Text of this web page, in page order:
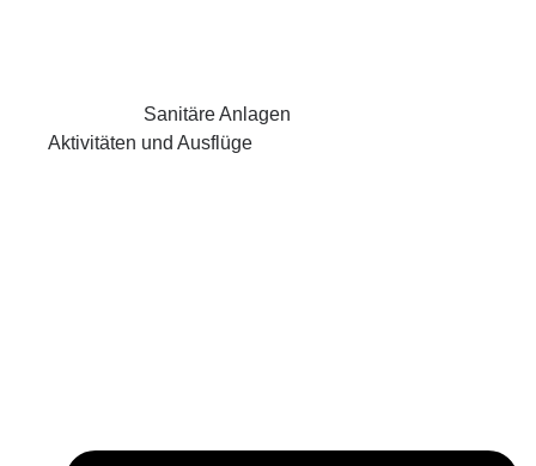
Sanitäre Anlagen
Aktivitäten und Ausflüge